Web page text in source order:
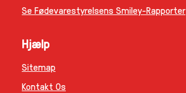
Se Fødevarestyrelsens Smiley-Rapporter
Hjælp
Sitemap
Kontakt Os